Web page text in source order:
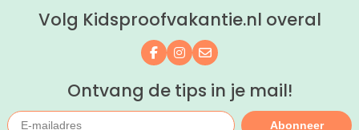
Volg Kidsproofvakantie.nl overal
Volg ons op Facebook
Volg ons op Instagram
Mail ons
Ontvang de tips in je mail!
Abonneer